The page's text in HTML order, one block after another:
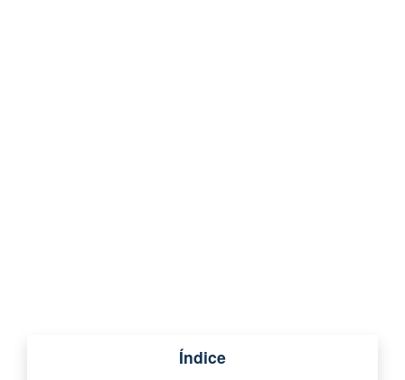
Índice